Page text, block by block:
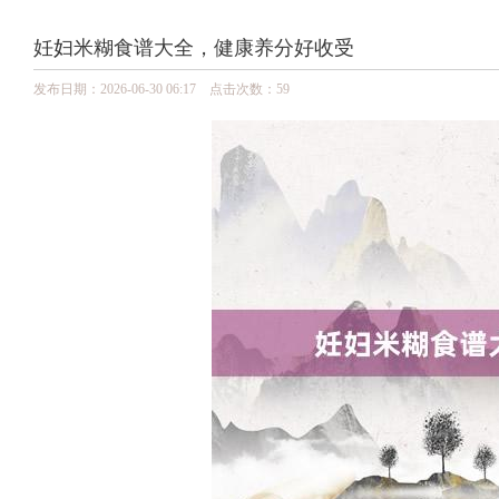
妊妇米糊食谱大全，健康养分好收受
发布日期：2026-06-30 06:17 点击次数：59